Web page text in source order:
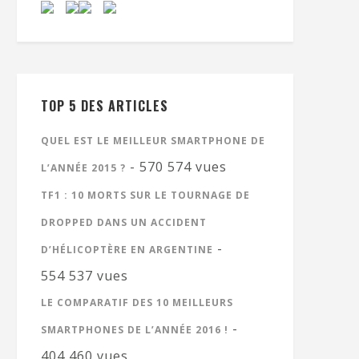
TOP 5 DES ARTICLES
QUEL EST LE MEILLEUR SMARTPHONE DE
L’ANNÉE 2015 ? - 570 574 vues
TF1 : 10 MORTS SUR LE TOURNAGE DE
DROPPED DANS UN ACCIDENT
D’HÉLICOPTÈRE EN ARGENTINE -
554 537 vues
LE COMPARATIF DES 10 MEILLEURS
SMARTPHONES DE L’ANNÉE 2016 ! -